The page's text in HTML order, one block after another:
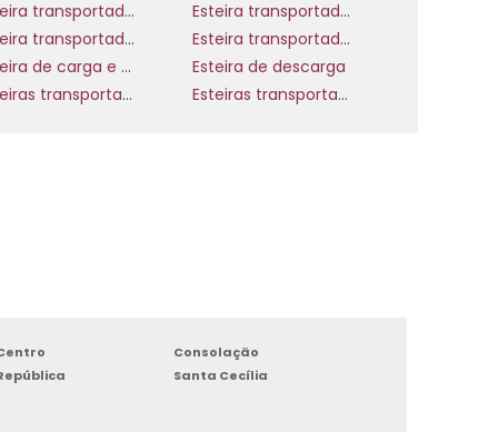
Esteira transportadora de inox
Esteira transportadora de minério
Esteira transportadora de roletes livres
Esteira transportadora de rolos
Esteira de carga e descarga preço
Esteira de descarga
Esteiras transportadoras para mineração Esteiras transportadoras retas
Consolação
Santa Cecília